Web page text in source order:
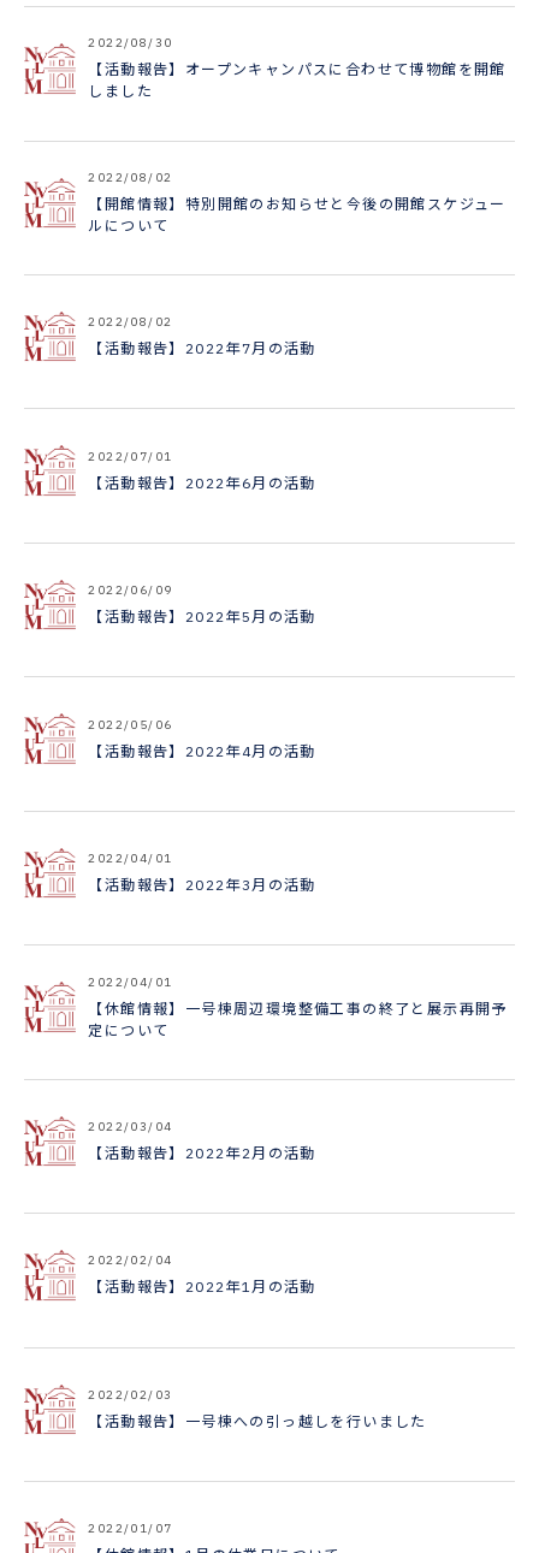
2022/08/30
【活動報告】オープンキャンパスに合わせて博物館を開館
しました
2022/08/02
【開館情報】特別開館のお知らせと今後の開館スケジュー
ルについて
2022/08/02
【活動報告】2022年7月の活動
2022/07/01
【活動報告】2022年6月の活動
2022/06/09
【活動報告】2022年5月の活動
2022/05/06
【活動報告】2022年4月の活動
2022/04/01
【活動報告】2022年3月の活動
2022/04/01
【休館情報】一号棟周辺環境整備工事の終了と展示再開予
定について
2022/03/04
【活動報告】2022年2月の活動
2022/02/04
【活動報告】2022年1月の活動
2022/02/03
【活動報告】一号棟への引っ越しを行いました
2022/01/07